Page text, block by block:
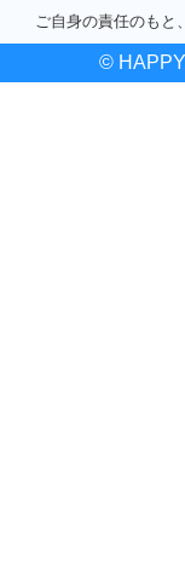
ご自身の責任のもと
©